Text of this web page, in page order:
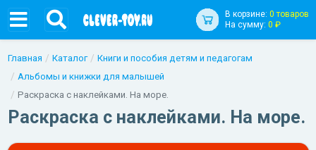
В корзине: 0 товаров
На сумму: 0 ₽
Главная Каталог
Книги и пособия детям и педагогам
Альбомы и книжки для малышей
Раскраска с наклейками. На море.
Раскраска с наклейками. На море.